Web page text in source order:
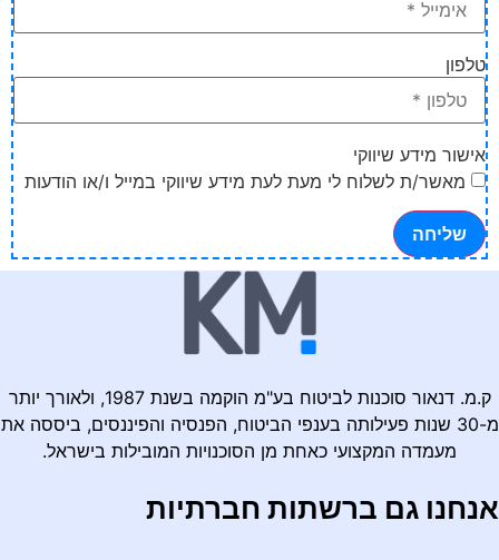
טלפון
אישור מידע שיווקי
מאשר/ת לשלוח לי מעת לעת מידע שיווקי במייל ו/או הודעות
שליחה
ק.מ. דנאור סוכנות לביטוח בע"מ הוקמה בשנת 1987, ולאורך יותר
מ-30 שנות פעילותה בענפי הביטוח, הפנסיה והפיננסים, ביססה את
מעמדה המקצועי כאחת מן הסוכנויות המובילות בישראל.
אנחנו גם ברשתות חברתיות